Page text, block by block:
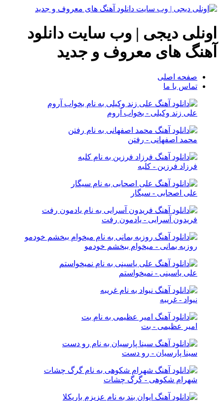
اونلی دیجی | وب سایت دانلود
آهنگ های معروف و جدید
صفحه اصلی
تماس با ما
علی زند وکیلی - بخواب آروم
محمد اصفهانی - رفتن
فرزاد فرزین - کلبه
علی اصحابی - سیگار
فریدون آسرایی - یادمون رفت
روزبه بمانی - میخوام ببخشم خودمو
علی یاسینی - نمیخواستم
نیواد - غریبه
امیر عظیمی - بت
سینا پارسیان - رو دست
شهرام شکوهی - گرگ چشات